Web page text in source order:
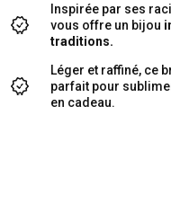
Inspirée par ses
vous offre un bijou
traditions.
Léger et raffiné, ce
parfait pour
en cadeau.